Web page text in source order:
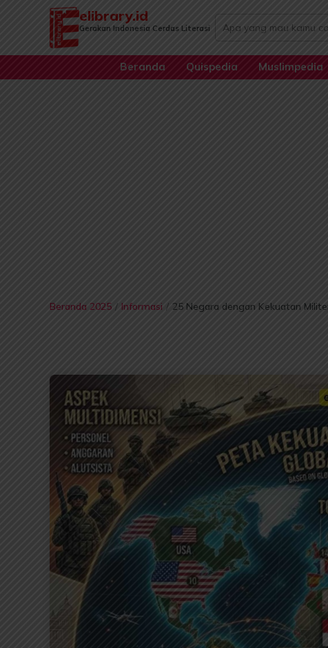
elibrary.id
Gerakan Indonesia Cerdas Literasi
Search
...
Beranda Quispedia Muslimpedia
Beranda 2025 / Informasi / 25 Negara dengan Kekuatan